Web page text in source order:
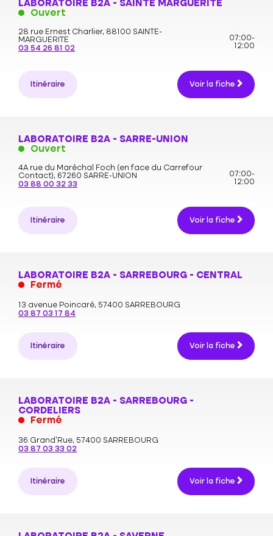
LABORATOIRE B2A - SAINTE MARGUERITE
Ouvert
28 rue Ernest Charlier, 88100 SAINTE-
MARGUERITE
03 54 26 81 02
07:00-
12:00
Itinéraire Voir la fiche
LABORATOIRE B2A - SARRE-UNION
Ouvert
4A rue du Maréchal Foch (en face du Carrefour
Contact), 67260 SARRE-UNION
03 88 00 32 33
07:00-
12:00
Itinéraire Voir la fiche
LABORATOIRE B2A - SARREBOURG - CENTRAL
Fermé
13 avenue Poincaré, 57400 SARREBOURG
03 87 03 17 84
Itinéraire Voir la fiche
LABORATOIRE B2A - SARREBOURG -
CORDELIERS
Fermé
36 Grand’Rue, 57400 SARREBOURG
03 87 03 33 02
Itinéraire Voir la fiche